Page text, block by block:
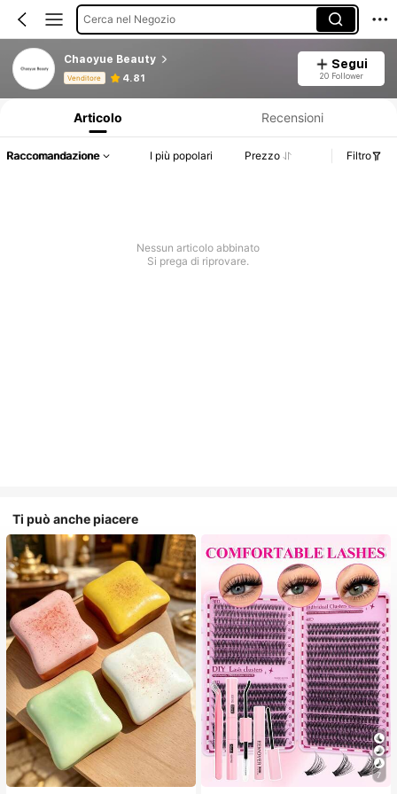
Cerca nel Negozio
Chaoyue Beauty
Venditore 4.81
Segui
20 Follower
Articolo Recensioni
Raccomandazione I più popolari Prezzo Filtro
Nessun articolo abbinato
Si prega di riprovare.
Ti può anche piacere
7